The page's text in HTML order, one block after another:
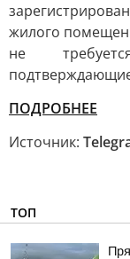
жилого
не
ПОДРОБНЕЕ
Источник:
ТОП